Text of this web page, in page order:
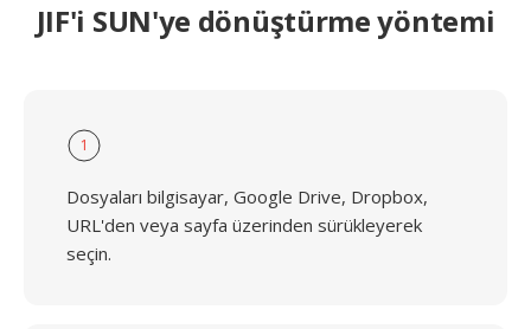
JIF'i SUN'ye dönüştürme yöntemi
1
Dosyaları bilgisayar, Google Drive, Dropbox,
URL'den veya sayfa üzerinden sürükleyerek
seçin.